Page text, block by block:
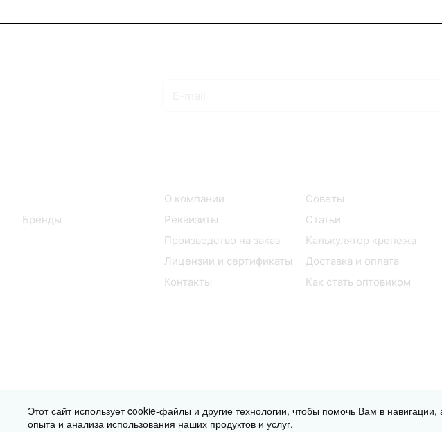
Бренды
О компании
Реквизиты
Производство на заказ
Лицензии и сертификаты
Контакты
Советы
Статьи
Калькулятор крепежа
Доставка и оплата
Как стать оптовиком
© 2026 © 2026 © СтальКрепеж - интернет-магазин
Этот сайт использует cookie-файлы и другие технологии, чтобы помочь Вам в
опыта и анализа использования наших продуктов и услуг.